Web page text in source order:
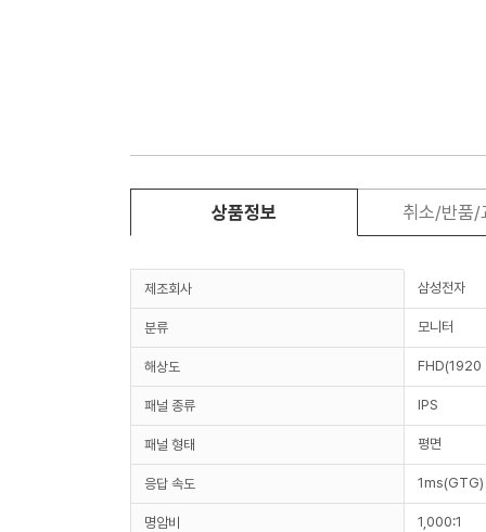
상품정보 취소/반품/
제조회사 삼성전자
분류 모니터
해상도
패널 종류 IPS
패널 형태 평면
응답 속도 1ms(GTG)
명암비 1,000:1